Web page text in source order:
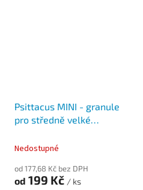
Psittacus MINI - granule
pro středně velké
Nedostupné
od 177,68 Kč bez DPH
od 199 Kč / ks